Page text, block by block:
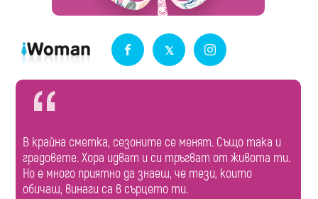
В крайна сметка, сезоните се менят. Също така и
градовете. Хора идват и си тръгват от живота ти.
Но е много приятно да знаеш, че тези, които
обичаш, винаги са в сърцето ти.